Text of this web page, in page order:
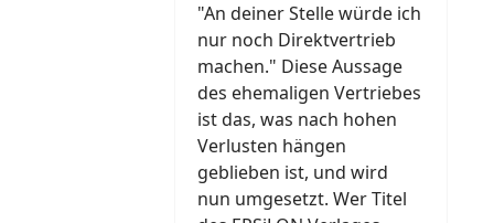
"An deiner Stelle würde ich
nur noch Direktvertrieb
machen." Diese Aussage
des ehemaligen Vertriebes
ist das, was nach hohen
Verlusten hängen
geblieben ist, und wird
nun umgesetzt. Wer Titel